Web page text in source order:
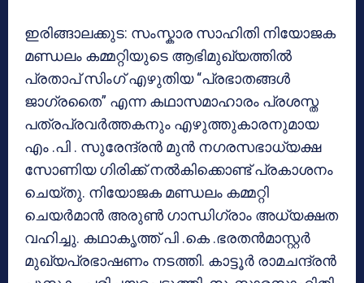
ഇരിങ്ങാലക്കുട: സംസ്കാര സാഹിതി നിയോജക
മണ്ഡലം കമ്മറ്റിയുടെ ആഭിമുഖ്യത്തിൽ
പ്രതാപ് സിംഗ് എഴുതിയ “പ്രഭാതങ്ങൾ
ജാഗ്രതൈ” എന്ന കഥാസമാഹാരം പ്രശസ്ത
പത്രപ്രവർത്തകനും എഴുത്തുകാരനുമായ
എം .പി . സുരേന്ദ്രൻ മുൻ നഗരസഭാധ്യക്ഷ
സോണിയ ഗിരിക്ക് നൽകിക്കൊണ്ട് പ്രകാശനം
ചെയ്തു. നിയോജക മണ്ഡലം കമ്മറ്റി
ചെയർമാൻ അരുൺ ഗാന്ധിഗ്രാം അധ്യക്ഷത
വഹിച്ചു. കഥാകൃത്ത് പി .കെ .ഭരതൻമാസ്റ്റർ
മുഖ്യപ്രഭാഷണം നടത്തി. കാട്ടൂർ രാമചന്ദ്രൻ